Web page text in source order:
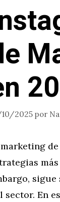
10/2025 por
sector. En